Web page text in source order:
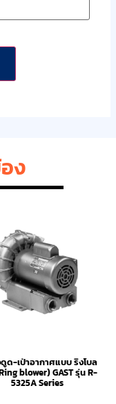
ง
ด-เป่าอากาศแบบ ริงโบล
blower) GAST รุ่น R-
5325A Series